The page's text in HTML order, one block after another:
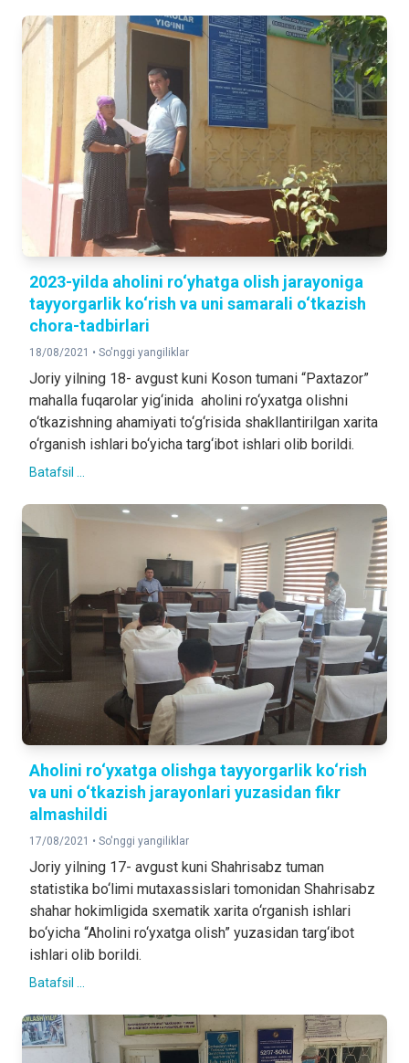
2023-yilda aholini ro‘yhatga olish jarayoniga
tayyorgarlik ko‘rish va uni samarali o‘tkazish
chora-tadbirlari
18/08/2021 • So'nggi yangiliklar
Joriy yilning 18- avgust kuni Koson tumani “Paxtazor”
mahalla fuqarolar yig‘inida aholini ro‘yxatga olishni
o‘tkazishning ahamiyati to‘g‘risida shakllantirilgan xarita
o‘rganish ishlari bo‘yicha targ‘ibot ishlari olib borildi.
Batafsil ...
Aholini ro‘yxatga olishga tayyorgarlik ko‘rish
va uni o‘tkazish jarayonlari yuzasidan fikr
almashildi
17/08/2021 • So'nggi yangiliklar
Joriy yilning 17- avgust kuni Shahrisabz tuman
statistika bo‘limi mutaxassislari tomonidan Shahrisabz
shahar hokimligida sxematik xarita o‘rganish ishlari
bo‘yicha “Aholini ro‘yxatga olish” yuzasidan targ‘ibot
ishlari olib borildi.
Batafsil ...